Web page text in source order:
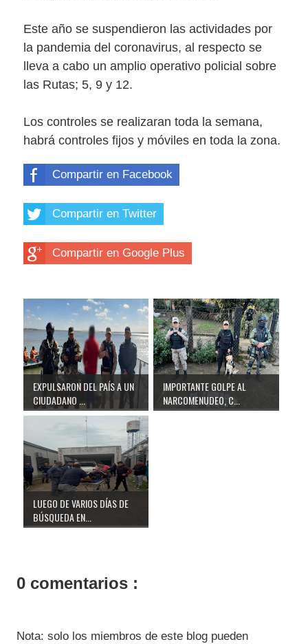
Este año se suspendieron las actividades por
la pandemia del coronavirus, al respecto se
lleva a cabo un amplio operativo policial sobre
las Rutas; 5, 9 y 12.
Los controles se realizaran toda la semana,
habrá controles fijos y móviles en toda la zona.
Compartir en Facebook
Compartir en Twitter
Compartir en Google Plus
EXPULSARON DEL PAÍS A UN
CIUDADANO ...
IMPORTANTE GOLPE AL
NARCOMENUDEO, C...
LUEGO DE VARIOS DÍAS DE
BÚSQUEDA EN...
0 comentarios :
Nota: solo los miembros de este blog pueden